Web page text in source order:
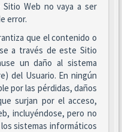
Web no vaya a ser
error.
que el contenido o
a través de este Sitio
un daño al sistema
del Usuario. En ningún
por las pérdidas, daños
surjan por el acceso,
incluyéndose, pero no
sistemas informáticos